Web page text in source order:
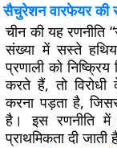
सैचुरेशन वारफेयर की
चीन की यह रणनीति
संख्या में सस्ते
प्रणाली को
करते हैं, तो विरोधी
करना पड़ता है,
है। इस रणनीति
प्राथमिकता दी जाती